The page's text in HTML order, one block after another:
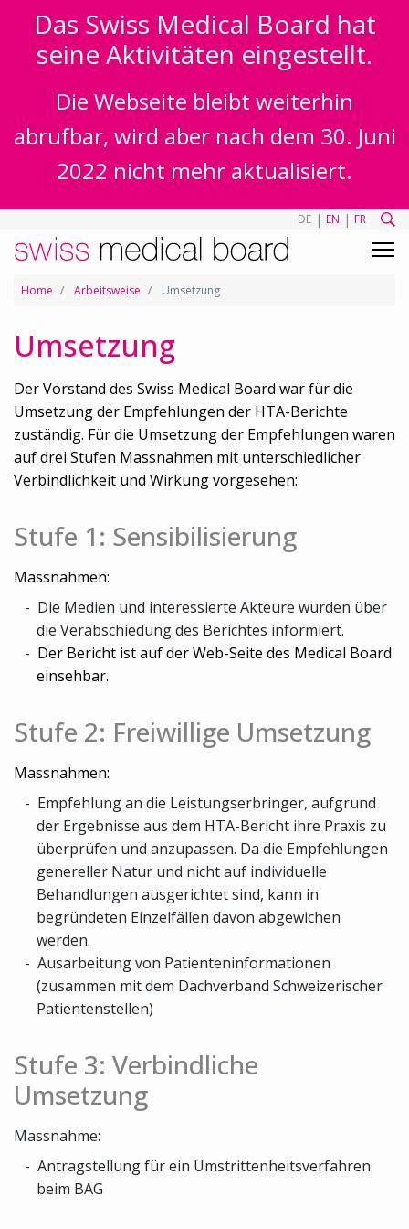
Das Swiss Medical Board hat
seine Aktivitäten eingestellt.
Die Webseite bleibt weiterhin
abrufbar, wird aber nach dem 30. Juni
2022 nicht mehr aktualisiert.
DE | EN | FR
Home Arbeitsweise Umsetzung
Umsetzung
Der Vorstand des Swiss Medical Board war für die
Umsetzung der Empfehlungen der HTA-Berichte
zuständig. Für die Umsetzung der Empfehlungen waren
auf drei Stufen Massnahmen mit unterschiedlicher
Verbindlichkeit und Wirkung vorgesehen:
Stufe 1: Sensibilisierung
Massnahmen:
Die Medien und interessierte Akteure wurden über
die Verabschiedung des Berichtes informiert.
Der Bericht ist auf der Web-Seite des Medical Board
einsehbar.
Stufe 2: Freiwillige Umsetzung
Massnahmen:
Empfehlung an die Leistungserbringer, aufgrund
der Ergebnisse aus dem HTA-Bericht ihre Praxis zu
überprüfen und anzupassen. Da die Empfehlungen
genereller Natur und nicht auf individuelle
Behandlungen ausgerichtet sind, kann in
begründeten Einzelfällen davon abgewichen
werden.
Ausarbeitung von Patienteninformationen
(zusammen mit dem Dachverband Schweizerischer
Patientenstellen)
Stufe 3: Verbindliche
Umsetzung
Massnahme:
Antragstellung für ein Umstrittenheitsverfahren
beim BAG